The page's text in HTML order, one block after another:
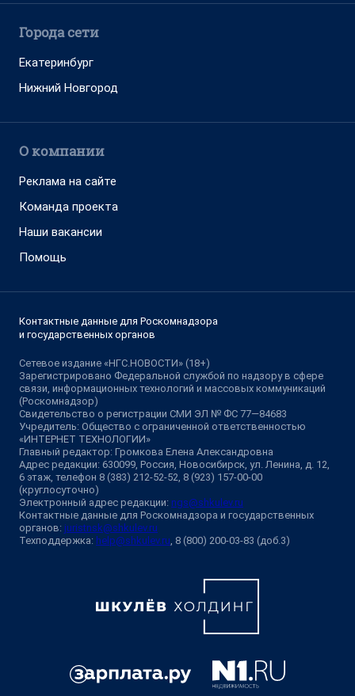
Города сети
Екатеринбург
Нижний Новгород
О компании
Реклама на сайте
Команда проекта
Наши вакансии
Помощь
Контактные данные для Роскомнадзора
и государственных органов
Сетевое издание «НГС.НОВОСТИ» (18+)
Зарегистрировано Федеральной службой по надзору в сфере
связи, информационных технологий и массовых коммуникаций
(Роскомнадзор)
Свидетельство о регистрации СМИ ЭЛ № ФС 77—84683
Учредитель: Общество с ограниченной ответственностью
«ИНТЕРНЕТ ТЕХНОЛОГИИ»
Главный редактор: Громкова Елена Александровна
Адрес редакции: 630099, Россия, Новосибирск, ул. Ленина, д. 12,
6 этаж, телефон 8 (383) 212-52-52, 8 (923) 157-00-00
(круглосуточно)
Электронный адрес редакции: ngs@shkulev.ru
Контактные данные для Роскомнадзора и государственных
органов: juristnsk@shkulev.ru
Техподдержка: help@shkulev.ru, 8 (800) 200-03-83 (доб.3)